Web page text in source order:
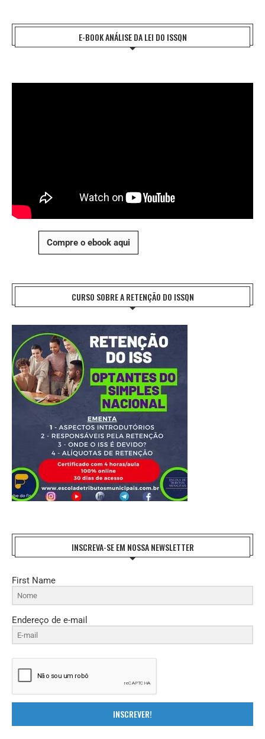
E-BOOK ANÁLISE DA LEI DO ISSQN
Compre o ebook aqui
CURSO SOBRE A RETENÇÃO DO ISSQN
INSCREVA-SE EM NOSSA NEWSLETTER
First Name
Endereço de e-mail
INSCREVER!